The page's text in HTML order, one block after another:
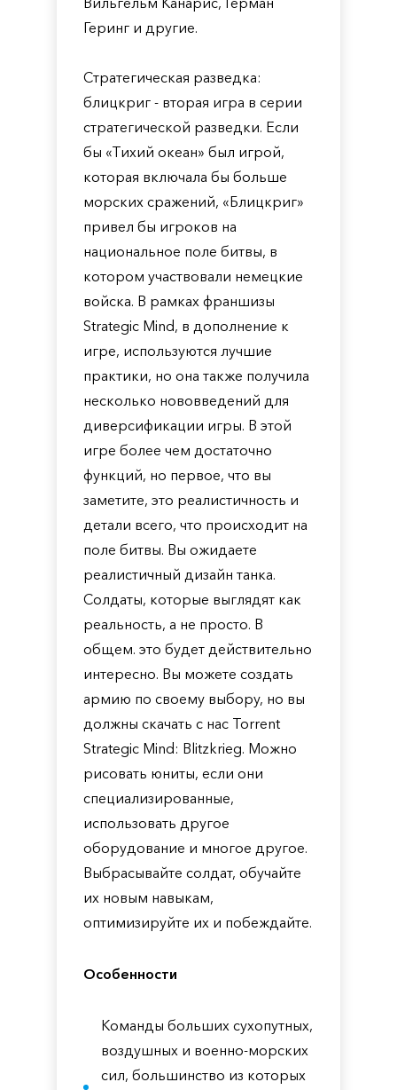
Геринг и другие.
Стратегическая разведка:
блицкриг - вторая игра в серии
стратегической разведки. Если
бы «Тихий океан» был игрой,
которая включала бы больше
морских сражений, «Блицкриг»
привел бы игроков на
национальное поле битвы, в
котором участвовали немецкие
войска. В рамках франшизы
Strategic Mind, в дополнение к
игре, используются лучшие
практики, но она также получила
несколько нововведений для
диверсификации игры. В этой
игре более чем достаточно
функций, но первое, что вы
заметите, это реалистичность и
детали всего, что происходит на
поле битвы. Вы ожидаете
реалистичный дизайн танка.
Солдаты, которые выглядят как
реальность, а не просто. В
общем. это будет действительно
интересно. Вы можете создать
армию по своему выбору, но вы
должны скачать с нас Torrent
Strategic Mind: Blitzkrieg. Можно
рисовать юниты, если они
специализированные,
использовать другое
оборудование и многое другое.
Выбрасывайте солдат, обучайте
их новым навыкам,
оптимизируйте их и побеждайте.
Особенности
Команды больших сухопутных,
воздушных и военно-морских
сил, большинство из которых